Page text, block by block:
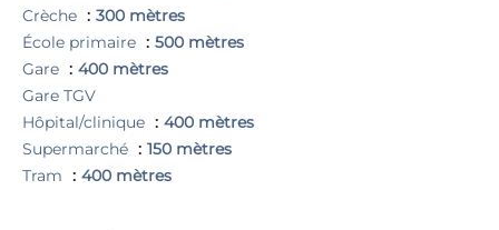
Crèche
300 mètres
École primaire
500 mètres
Gare
400 mètres
Gare TGV
Hôpital/clinique
400 mètres
Supermarché
150 mètres
Tram
400 mètres